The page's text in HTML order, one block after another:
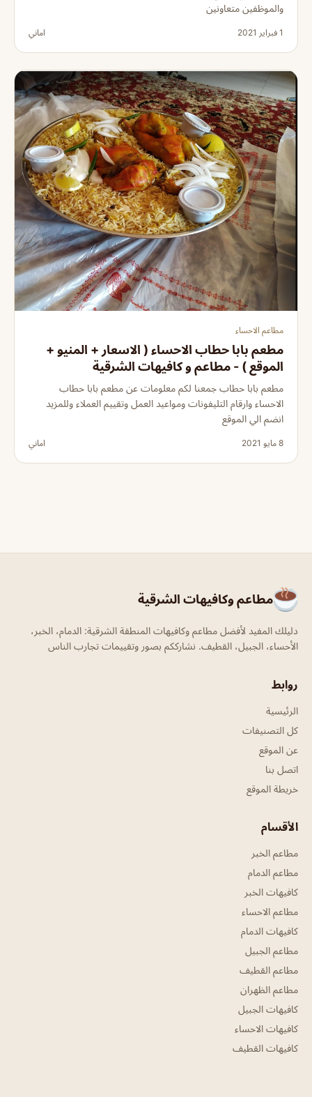
والموظفين متعاونين
1 فبراير 2021 اماني
مطاعم الاحساء
مطعم بابا حطاب الاحساء ( الاسعار + المنيو +
الموقع ) - مطاعم و كافيهات الشرقية
مطعم بابا حطاب جمعنا لكم معلومات عن مطعم بابا حطاب
الاحساء وارقام التليفونات ومواعيد العمل وتقييم العملاء وللمزيد
انضم الي الموقع
8 مايو 2021 اماني
مطاعم وكافيهات الشرقية
دليلك المفيد لأفضل مطاعم وكافيهات المنطقة الشرقية: الدمام، الخبر،
الأحساء، الجبيل، القطيف. نشارككم بصور وتقييمات تجارب الناس
روابط
الرئيسية
كل التصنيفات
عن الموقع
اتصل بنا
خريطة الموقع
الأقسام
مطاعم الخبر
مطاعم الدمام
كافيهات الخبر
مطاعم الاحساء
كافيهات الدمام
مطاعم الجبيل
مطاعم القطيف
مطاعم الظهران
كافيهات الجبيل
كافيهات الاحساء
كافيهات القطيف